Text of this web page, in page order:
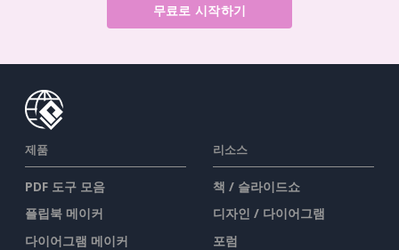
무료로 시작하기
제품
PDF 도구 모음
플립북 메이커
다이어그램 메이커
리소스
책 / 슬라이드쇼
디자인 / 다이어그램
포럼